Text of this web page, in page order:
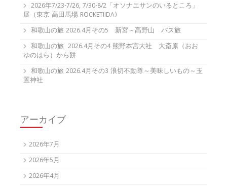
2026年7/23-7/26, 7/30-8/2「オソナエサンのいるところ」
展（東京 高田馬場 ROCKETIIDA)
和歌山の旅 2026.4月その5 新宮～高野山 バス旅
和歌山の旅 2026.4月その4 熊野本宮大社 大斎原（おお
ゆのはら）から餅
和歌山の旅 2026.4月その3 浪切不動尊～美味しいもの～玉
置神社
アーカイブ
2026年7月
2026年5月
2026年4月